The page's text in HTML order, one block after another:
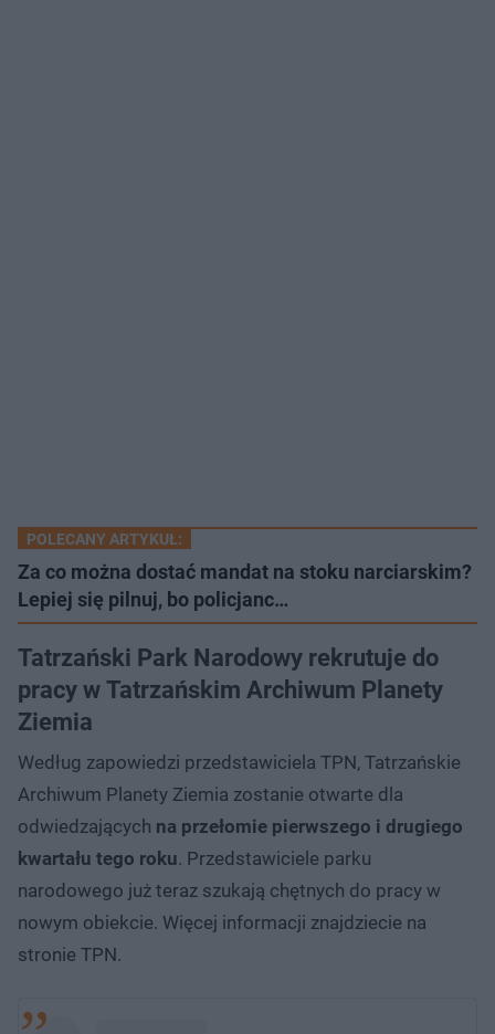
POLECANY ARTYKUŁ:
Za co można dostać mandat na stoku narciarskim?
Lepiej się pilnuj, bo policjanc…
Tatrzański Park Narodowy rekrutuje do
pracy w Tatrzańskim Archiwum Planety
Ziemia
Według zapowiedzi przedstawiciela TPN, Tatrzańskie
Archiwum Planety Ziemia zostanie otwarte dla
odwiedzających na przełomie pierwszego i drugiego
kwartału tego roku. Przedstawiciele parku
narodowego już teraz szukają chętnych do pracy w
nowym obiekcie. Więcej informacji znajdziecie na
stronie TPN.